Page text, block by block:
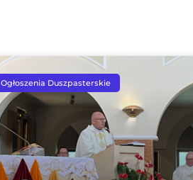
Ogłoszenia Duszpasterskie